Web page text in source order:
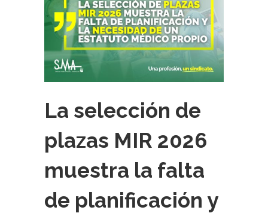
La selección de
plazas MIR 2026
muestra la falta
de planificación y